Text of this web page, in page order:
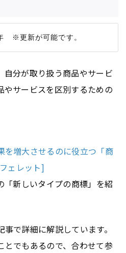
自分が取り扱う商品やサービ
やサービスを区別するための
を増大させるのに役立つ「商
ェレット]
新しいタイプの商標」を紹
で詳細に解説しています。
とでもあるので、合わせて参